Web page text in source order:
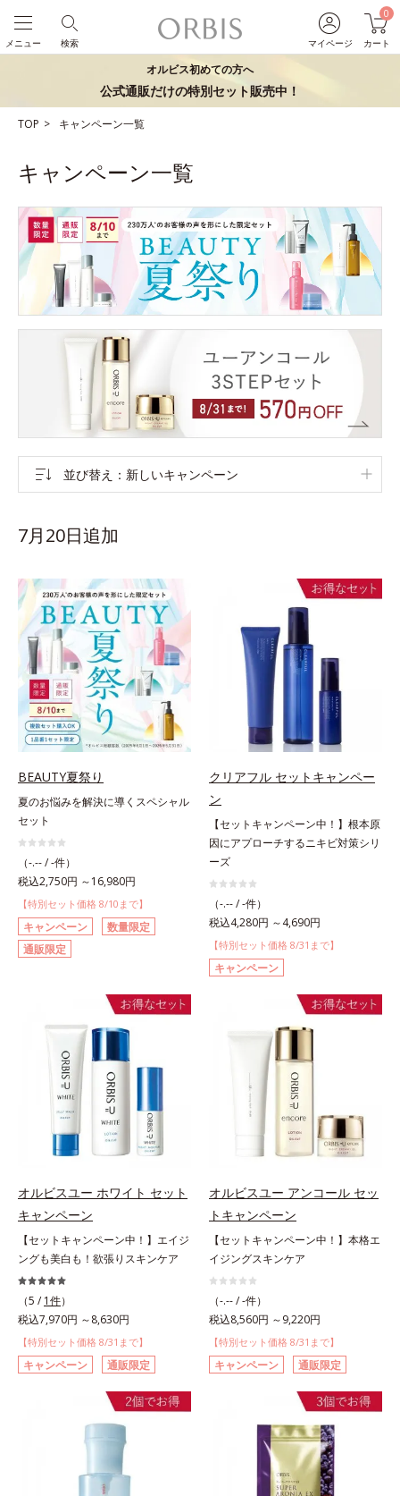
マイページ
0
カート
検索
メニュー
オルビス初めての方へ
公式通販だけの特別セット販売中！
TOP キャンペーン一覧
キャンペーン一覧
並び替え 新しいキャンペーン
7月20日追加
BEAUTY夏祭り
夏のお悩みを解決に導くスペシャル
セット
（-.-- / -件）
税込2,750円 ～16,980円
【特別セット価格 8/10まで】
キャンペーン
数量限定
通販限定
クリアフル セットキャンペー
ン
【セットキャンペーン中！】根本原
因にアプローチするニキビ対策シリ
ーズ
（-.-- / -件）
税込4,280円 ～4,690円
【特別セット価格 8/31まで】
キャンペーン
オルビスユー ホワイト セット
キャンペーン
【セットキャンペーン中！】エイジ
ングも美白も！欲張りスキンケア
（5 / 1件）
税込7,970円 ～8,630円
【特別セット価格 8/31まで】
キャンペーン 通販限定
オルビスユー アンコール セッ
トキャンペーン
【セットキャンペーン中！】本格エ
イジングスキンケア
（-.-- / -件）
税込8,560円 ～9,220円
【特別セット価格 8/31まで】
キャンペーン 通販限定